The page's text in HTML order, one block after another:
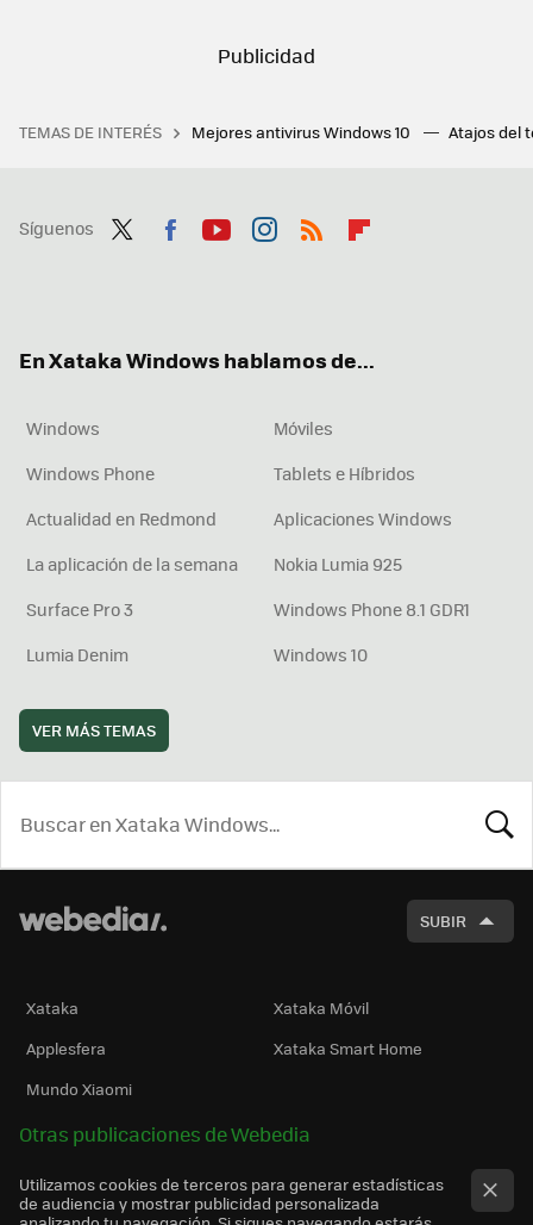
TEMAS DE INTERÉS Mejores antivirus Windows 10 Atajos del
Síguenos
En Xataka Windows hablamos de...
Windows
Móviles
Windows Phone
Tablets e Híbridos
Actualidad en Redmond
Aplicaciones Windows
La aplicación de la semana
Nokia Lumia 925
Surface Pro 3
Windows Phone 8.1 GDR1
Lumia Denim
Windows 10
VER MÁS TEMAS
SUBIR
Xataka
Xataka Móvil
Applesfera
Xataka Smart Home
Mundo Xiaomi
Otras publicaciones de Webedia
Utilizamos cookies de terceros para generar estadísticas
de audiencia y mostrar publicidad personalizada